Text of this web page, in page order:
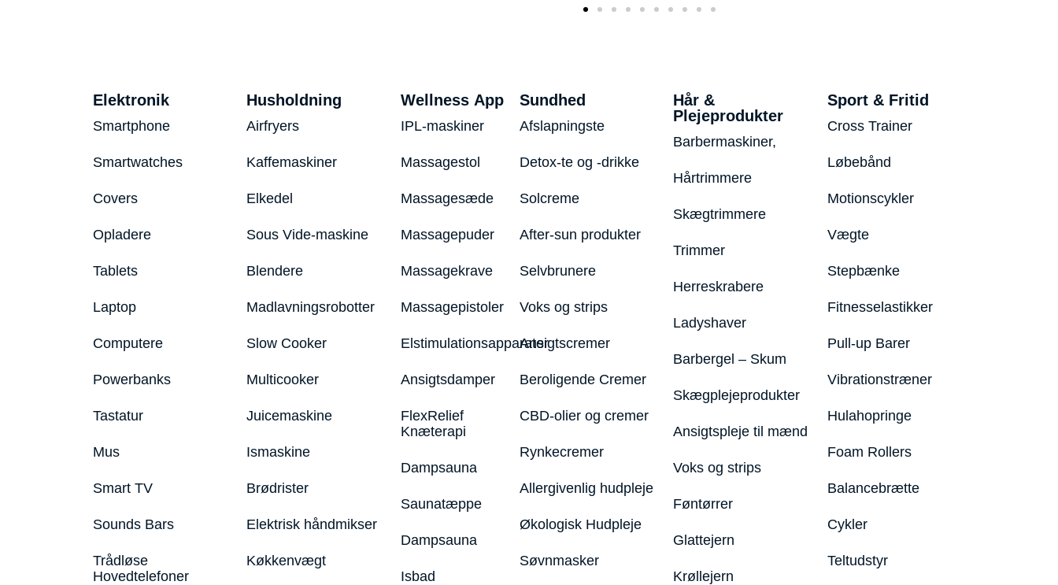
Elektronik
Smartphone
Smartwatches
Covers
Opladere
Tablets
Laptop
Computere
Powerbanks
Tastatur
Mus
Smart TV
Sounds Bars
Trådløse
Hovedtelefoner
Husholdning
Airfryers
Kaffemaskiner
Elkedel
Sous Vide-maskine
Blendere
Madlavningsrobotter
Slow Cooker
Multicooker
Juicemaskine
Ismaskine
Brødrister
Elektrisk håndmikser
Køkkenvægt
Wellness App
IPL-maskiner
Massagestol
Massagesæde
Massagepuder
Massagekrave
Massagepistoler
Elstimulationsapparater
Ansigtsdamper
FlexRelief
Knæterapi
Dampsauna
Saunatæppe
Dampsauna
Isbad
Sundhed
Afslapningste
Detox-te og -drikke
Solcreme
After-sun produkter
Selvbrunere
Voks og strips
Ansigtscremer
Beroligende Cremer
CBD-olier og cremer
Rynkecremer
Allergivenlig hudpleje
Økologisk Hudpleje
Søvnmasker
Hår &
Plejeprodukter
Barbermaskiner,
Hårtrimmere
Skægtrimmere
Trimmer
Herreskrabere
Ladyshaver
Barbergel – Skum
Skægplejeprodukter
Ansigtspleje til mænd
Voks og strips
Føntørrer
Glattejern
Krøllejern
Sport & Fritid
Cross Trainer
Løbebånd
Motionscykler
Vægte
Stepbænke
Fitnesselastikker
Pull-up Barer
Vibrationstræner
Hulahopringe
Foam Rollers
Balancebrætte
Cykler
Teltudstyr